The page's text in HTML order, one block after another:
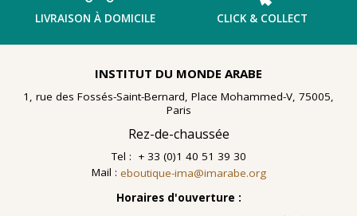
LIVRAISON À DOMICILE CLICK & COLLECT
INSTITUT DU MONDE ARABE
1, rue des Fossés-Saint-Bernard, Place Mohammed-V, 75005,
Paris
Rez-de-chaussée
Tel : + 33 (0)1 40 51 39 30
Mail : eboutique-ima@imarabe.org
Horaires d'ouverture :